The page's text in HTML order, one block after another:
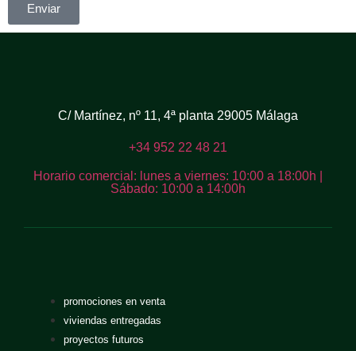
Enviar
C/ Martínez, nº 11, 4ª planta 29005 Málaga
+34 952 22 48 21
Horario comercial: lunes a viernes: 10:00 a 18:00h |
Sábado: 10:00 a 14:00h
promociones en venta
viviendas entregadas
proyectos futuros